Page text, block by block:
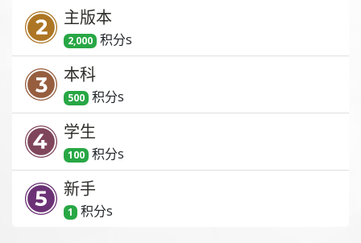
主版本
2,000 积分s
本科
500 积分s
学生
100 积分s
新手
1 积分s